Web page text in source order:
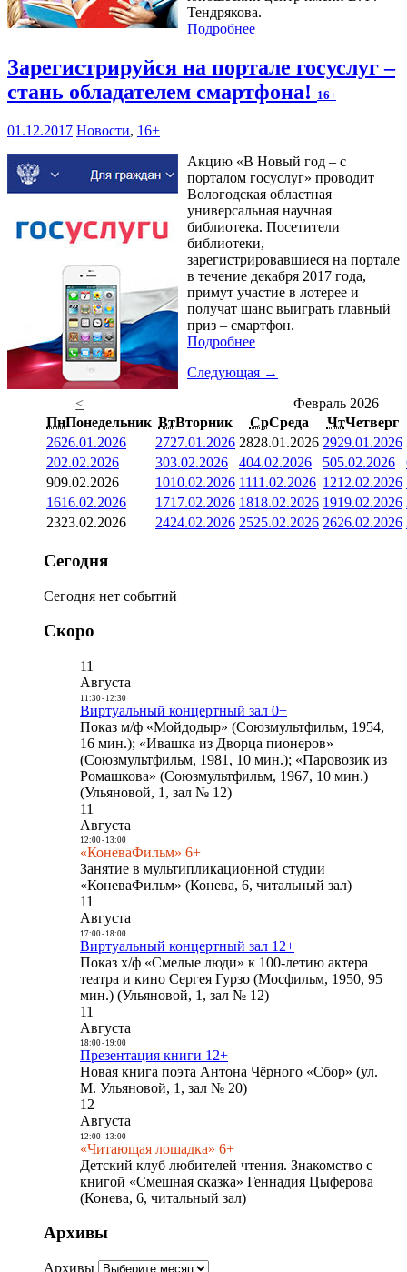
Тендрякова.
Подробнее
Зарегистрируйся на портале госуслуг –
стань обладателем смартфона! 16+
01.12.2017 Новости, 16+
Акцию «В Новый год – с
порталом госуслуг» проводит
Вологодская областная
универсальная научная
библиотека. Посетители
библиотеки,
зарегистрировавшиеся на портале
в течение декабря 2017 года,
примут участие в лотерее и
получат шанс выиграть главный
приз – смартфон.
Подробнее
Следующая →
<
Февраль 2026
ПнПонедельник ВтВторник СрСреда ЧтЧетверг
2626.01.2026 2727.01.2026 2828.01.2026 2929.01.2026
202.02.2026 303.02.2026 404.02.2026 505.02.2026
909.02.2026 1010.02.2026 1111.02.2026 1212.02.2026
1616.02.2026 1717.02.2026 1818.02.2026 1919.02.2026
2323.02.2026 2424.02.2026 2525.02.2026 2626.02.2026
Сегодня
Сегодня нет событий
Скоро
11
Августа
11:30- 12:30
Виртуальный концертный зал 0+
Показ м/ф «Мойдодыр» (Союзмультфильм, 1954,
16 мин.); «Ивашка из Дворца пионеров»
(Союзмультфильм, 1981, 10 мин.); «Паровозик из
Ромашкова» (Союзмультфильм, 1967, 10 мин.)
(Ульяновой, 1, зал № 12)
11
Августа
12:00- 13:00
«КоневаФильм» 6+
Занятие в мультипликационной студии
«КоневаФильм» (Конева, 6, читальный зал)
11
Августа
17:00- 18:00
Виртуальный концертный зал 12+
Показ х/ф «Смелые люди» к 100-летию актера
театра и кино Сергея Гурзо (Мосфильм, 1950, 95
мин.) (Ульяновой, 1, зал № 12)
11
Августа
18:00- 19:00
Презентация книги 12+
Новая книга поэта Антона Чёрного «Сбор» (ул.
М. Ульяновой, 1, зал № 20)
12
Августа
12:00- 13:00
«Читающая лошадка» 6+
Детский клуб любителей чтения. Знакомство с
книгой «Смешная сказка» Геннадия Цыферова
(Конева, 6, читальный зал)
Архивы
Архивы